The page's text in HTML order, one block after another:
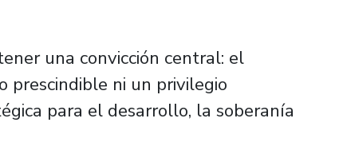
una convicción central: el
prescindible ni un privilegio
para el desarrollo, la soberanía